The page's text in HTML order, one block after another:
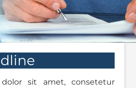
sit amet, consetetur